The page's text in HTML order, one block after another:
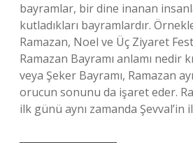
bayramlar, bir dine inanan
kutladıkları bayramlardır.
Ramazan, Noel ve Üç Ziyaret
Ramazan Bayramı anlamı nedir
veya Şeker Bayramı, Ramazan
orucun sonunu da işaret eder.
ilk günü aynı zamanda